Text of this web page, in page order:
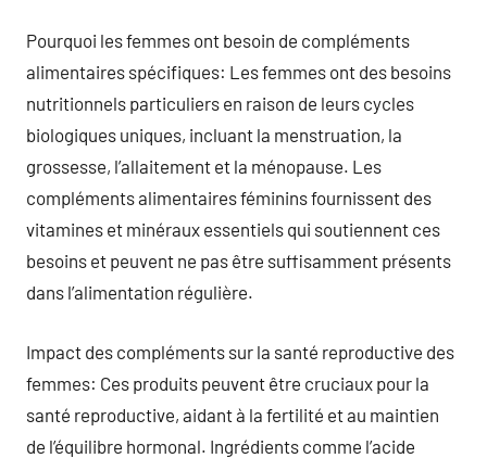
Pourquoi les femmes ont besoin de compléments
alimentaires spécifiques: Les femmes ont des besoins
nutritionnels particuliers en raison de leurs cycles
biologiques uniques, incluant la menstruation, la
grossesse, l’allaitement et la ménopause. Les
compléments alimentaires féminins fournissent des
vitamines et minéraux essentiels qui soutiennent ces
besoins et peuvent ne pas être suffisamment présents
dans l’alimentation régulière.
Impact des compléments sur la santé reproductive des
femmes: Ces produits peuvent être cruciaux pour la
santé reproductive, aidant à la fertilité et au maintien
de l’équilibre hormonal. Ingrédients comme l’acide